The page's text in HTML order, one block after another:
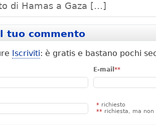
di Hamas a Gaza […]
tuo commento
Iscriviti: è gratis e bastano pochi
E-mail **
* richiesto
** richiesta, ma non